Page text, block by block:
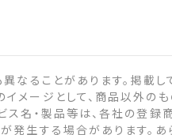
なることがあります。掲載
メージとして、商品以外の
名・製品等は、各社の登録
生する場合があります。あ